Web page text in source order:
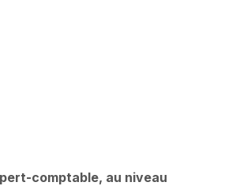
comptable, au niveau